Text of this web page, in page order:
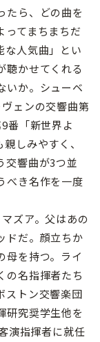
たら、どの曲を
ってまちまちだ
な人気曲」とい
聴かせてくれる
いか。シューベ
ェンの交響曲第
番「新世界よ
しみやすく、
交響曲が3つ並
べき名作を一度
ズア。父はあの
ドだ。顔立ちか
母を持つ。ライ
の名指揮者たち
ストン交響楽団
研究奨学生他を
演指揮者に就任